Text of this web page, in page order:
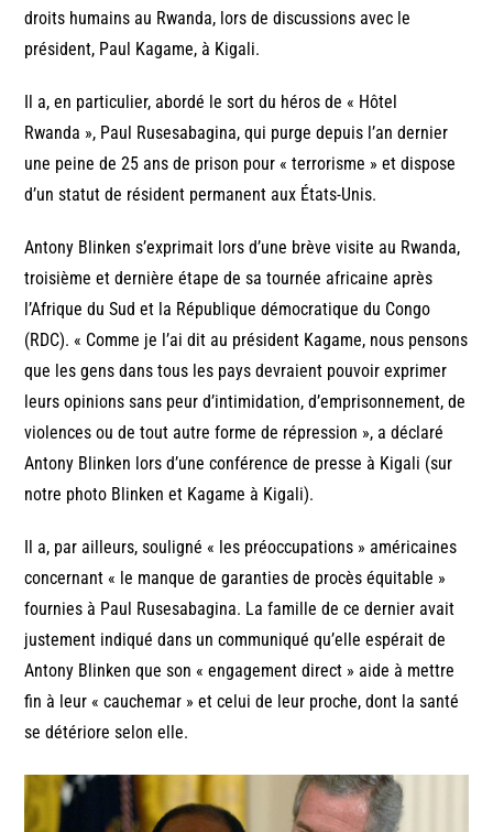
droits humains au Rwanda, lors de discussions avec le
président, Paul Kagame, à Kigali.
Il a, en particulier, abordé le sort du héros de « Hôtel
Rwanda », Paul Rusesabagina, qui purge depuis l’an dernier
une peine de 25 ans de prison pour « terrorisme » et dispose
d’un statut de résident permanent aux États-Unis.
Antony Blinken s’exprimait lors d’une brève visite au Rwanda,
troisième et dernière étape de sa tournée africaine après
l’Afrique du Sud et la République démocratique du Congo
(RDC). « Comme je l’ai dit au président Kagame, nous pensons
que les gens dans tous les pays devraient pouvoir exprimer
leurs opinions sans peur d’intimidation, d’emprisonnement, de
violences ou de tout autre forme de répression », a déclaré
Antony Blinken lors d’une conférence de presse à Kigali (sur
notre photo Blinken et Kagame à Kigali).
Il a, par ailleurs, souligné « les préoccupations » américaines
concernant « le manque de garanties de procès équitable »
fournies à Paul Rusesabagina. La famille de ce dernier avait
justement indiqué dans un communiqué qu’elle espérait de
Antony Blinken que son « engagement direct » aide à mettre
fin à leur « cauchemar » et celui de leur proche, dont la santé
se détériore selon elle.